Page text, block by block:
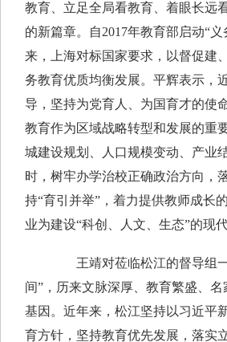
教育、立足全局看教育、着眼长远
的新篇章。自2017年教育部启动“
来，上海对标国家要求，以督促建
务教育优质均衡发展。平辉表示，
导，坚持为党育人、为国育才的使
教育作为区域战略转型和发展的重
城建设规划、人口规模变动、产业
时，树牢办学治校正确政治方向，
持“育引并举”，着力提供教师成长
业为建设“科创、人文、生态”的现
王靖对莅临松江的督导组一行
间”，历来文脉深厚、教育繁盛、
基因。近年来，松江坚持以习近平
育方针，坚持教育优先发展，落实